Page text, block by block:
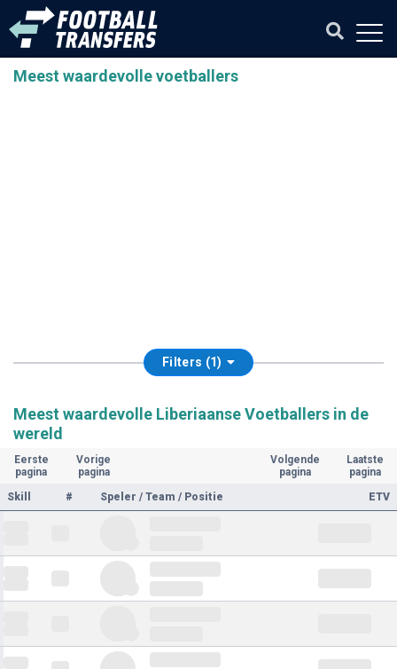
Meest waardevolle voetballers
Filters (1)
Meest waardevolle Liberiaanse Voetballers in de
wereld
Eerste
pagina
Vorige
pagina
Volgende
pagina
Laatste
pagina
Skill
# Speler / Team / Positie ETV